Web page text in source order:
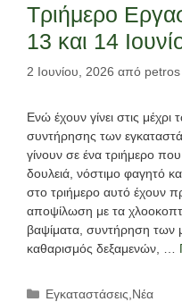
Τριήμερο
13 και 14
2 Ιουνίου, 2026 από petros
Ενώ έχουν γίνει στις μέχρι
συντήρησης των
γίνουν σε ένα τριήμερο
δουλειά, νόστιμο φαγητό
στο τριήμερο αυτό έχουν
αποψίλωση με τα
βαψίματα, συντήρηση των
καθαρισμός δεξαμενών, …
Κατηγορίες
Εγκαταστάσεις Νέα